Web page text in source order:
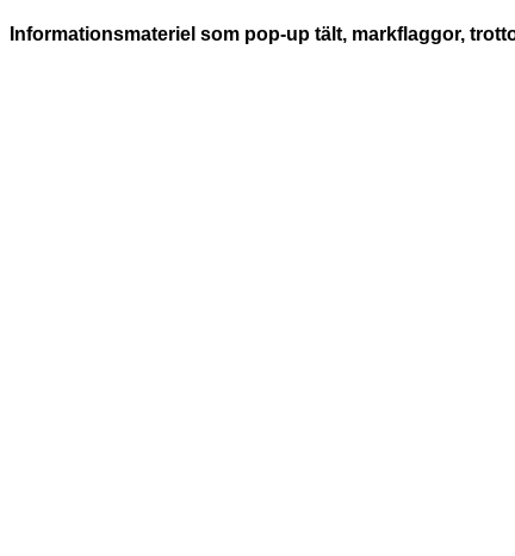
Informationsmateriel som pop-up tält, markflaggor,